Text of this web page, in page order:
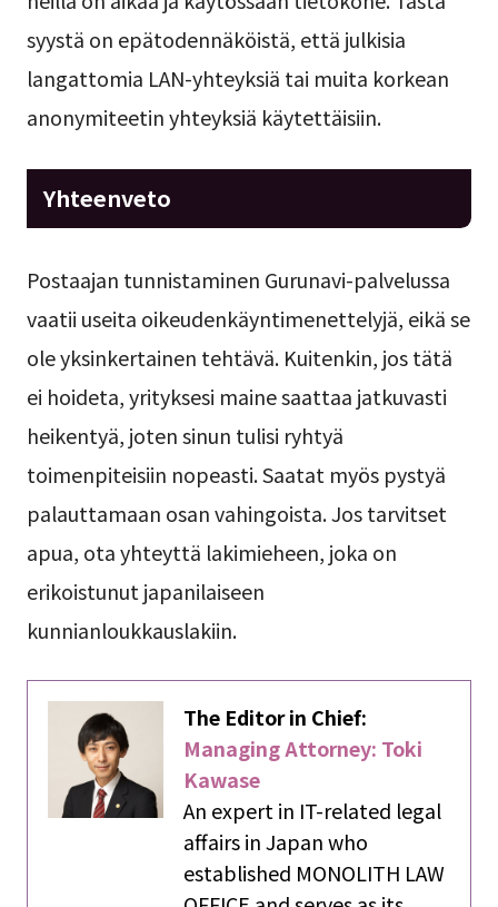
syystä on epätodennäköistä, että julkisia
langattomia LAN-yhteyksiä tai muita korkean
anonymiteetin yhteyksiä käytettäisiin.
Yhteenveto
Postaajan tunnistaminen Gurunavi-palvelussa
vaatii useita oikeudenkäyntimenettelyjä, eikä se
ole yksinkertainen tehtävä. Kuitenkin, jos tätä
ei hoideta, yrityksesi maine saattaa jatkuvasti
heikentyä, joten sinun tulisi ryhtyä
toimenpiteisiin nopeasti. Saatat myös pystyä
palauttamaan osan vahingoista. Jos tarvitset
apua, ota yhteyttä lakimieheen, joka on
erikoistunut japanilaiseen
kunnianloukkauslakiin.
The Editor in Chief:
Managing Attorney: Toki
Kawase
An expert in IT-related legal
affairs in Japan who
established MONOLITH LAW